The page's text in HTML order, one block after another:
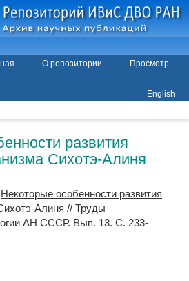
О репозитории
Просмотр
English
развития
Сихотэ-Алиня
Некоторые особенности развития
Алиня // Труды
АН СССР. Вып. 13. С. 233-